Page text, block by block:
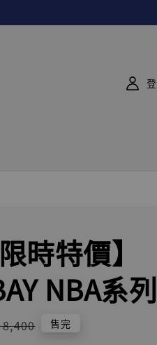
時特價】
NBA系
售完